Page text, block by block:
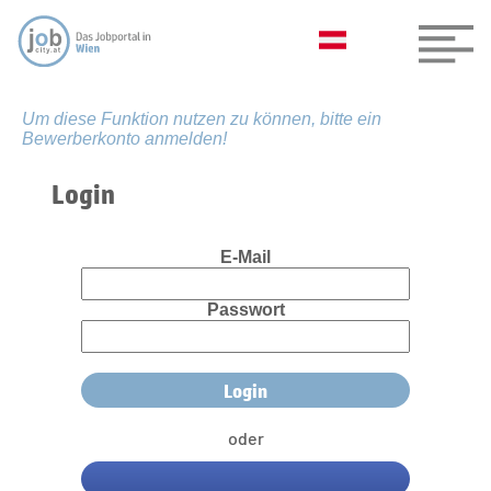
Um diese Funktion nutzen zu können, bitte ein
Bewerberkonto anmelden!
Login
E-Mail
Passwort
oder